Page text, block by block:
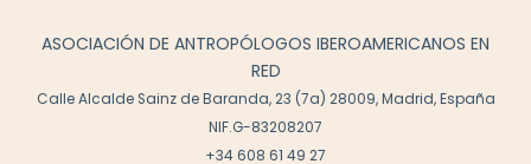
ASOCIACIÓN DE ANTROPÓLOGOS IBEROAMERICANOS EN
RED
Calle Alcalde Sainz de Baranda, 23 (7a) 28009, Madrid, España
NIF.G-83208207
+34 608 61 49 27